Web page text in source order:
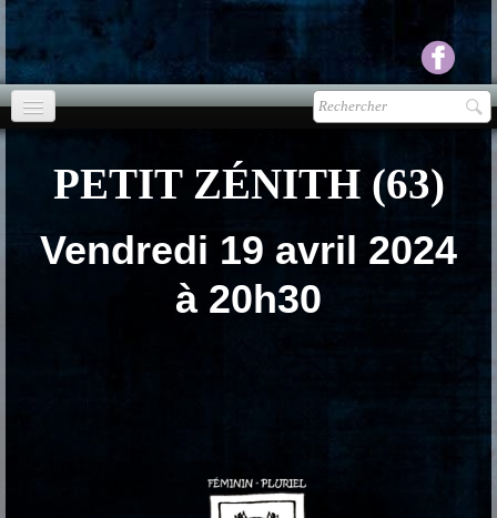
agenda
Presse
PETIT ZÉNITH (63)
Vendredi 19 avril 2024
à 20h30